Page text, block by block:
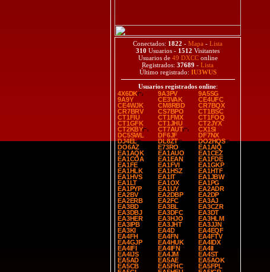
Conectados: 1822 - Mapa - Lista
310 Usuarios - 1512 Visitantes
Usuarios de 49 DXCConline
Registrados: 37689 - Lista
Último registrado: IU3WUS
Usuarios registrados online:
4X6DK
9A3PV
9A5SG
9A9Y
CE3VAK
CE4UFC
CE4WJK
CM8RBD
CR7BQX
CR7BRV
CS7BPO
CT1BSC
CT1FIU
CT1FMX
CT1FOQ
CT1GFK
CT1JHU
CT2JYX
CT2KBY
CT7AUT
CX1SI
DC5SWL
DF6JF
DF7NX
DJ4EL
DL8ZT
DO2HQS
DO6AZ
E73RO
EA1AIQ
EA1AQK
EA1AUO
EA1CEZ
EA1COA
EA1EAN
EA1FDE
EA1FE
EA1FVI
EA1GKP
EA1HLK
EA1HSZ
EA1HTF
EA1HVS
EA1IT
EA1JBW
EA1LT
EA1OX
EA1PG
EA1PYP
EA1UY
EA2ADR
EA2BV
EA2DBP
EA2DP
EA2ERB
EA2FC
EA3AJ
EA3BD
EA3BL
EA3CZR
EA3DBJ
EA3DFC
EA3DT
EA3HER
EA3HJO
EA3HLM
EA3IPB
EA3JHT
EA3JJN
EA3KI
EA4D
EA4EQF
EA4FH
EA4FN
EA4FTV
EA4GJP
EA4HUK
EA4IDX
EA4IFI
EA4IFN
EA4II
EA4IJS
EA4JM
EA4ST
EA5AD
EA5AE
EA5AOK
EA5CB
EA5FHC
EA5FPL